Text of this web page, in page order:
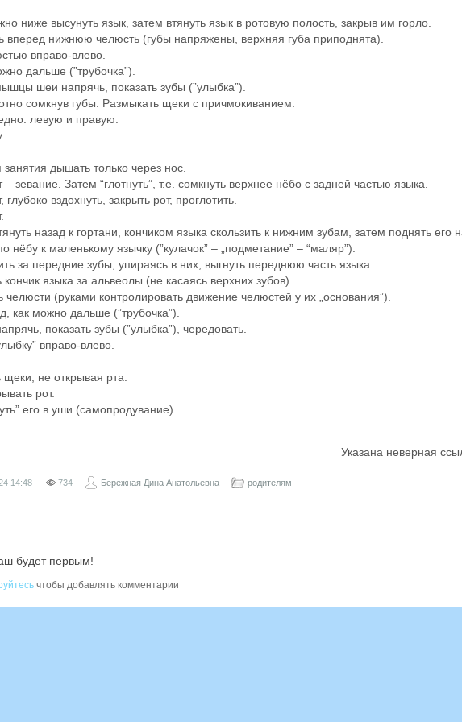
ниже высунуть язык, затем втянуть язык в ротовую полость, закрыв им горло.
вперед нижнюю челюсть (губы напряжены, верхняя губа приподнята).
вправо-влево.
дальше (”трубочка”).
шеи напрячь, показать зубы (”улыбка”).
сомкнув губы. Размыкать щеки с причмокиванием.
левую и правую.
дышать только через нос.
зевание. Затем “глотнуть”, т.е. сомкнуть верхнее нёбо с задней частью языка.
вздохнуть, закрыть рот, проглотить.
назад к гортани, кончиком языка скользить к нижним зубам, затем поднять его
нёбу к маленькому язычку (”кулачок” – „подметание” – “маляр”).
за передние зубы, упираясь в них, выгнуть переднюю часть языка.
кончик языка за альвеолы (не касаясь верхних зубов).
(руками контролировать движение челюстей у их „основания”).
как можно дальше (”трубочка”).
показать зубы (”улыбка”), чередовать.
вправо-влево.
щеки, не открывая рта.
рот.
его в уши (самопродувание).
Указана неверная
14:48 734 Бережная Дина Анатольевна родителям
будет первым!
чтобы добавлять комментарии